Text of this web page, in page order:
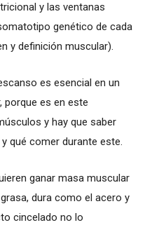
y las ventanas
genético de cada
y definición muscular).
es esencial en un
porque es en este
y hay que saber
qué comer durante este.
ganar masa muscular
dura como el acero y
cincelado no lo